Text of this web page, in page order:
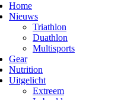
Home
Nieuws
Triathlon
Duathlon
Multisports
Gear
Nutrition
Uitgelicht
Extreem